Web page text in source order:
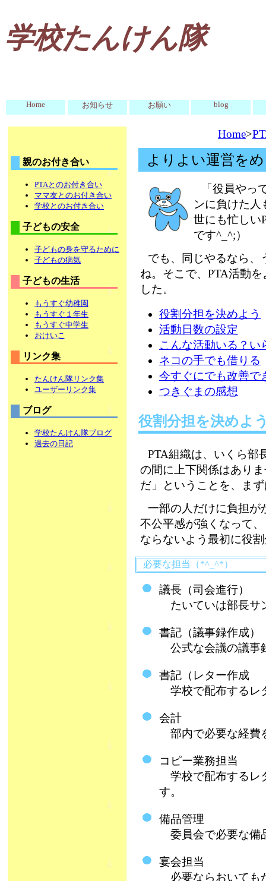
学校たんけん隊
Home お知らせ お願い blog
親のお付き合い
PTAとのお付き合い
ママ友とのお付き合い
学校とのお付き合い
子どもの安全
子どもの身を守るために
子どもの病気
子どもの生活
もうすぐ幼稚園
もうすぐ１年生
もうすぐ中学生
おけいこ
リンク集
たんけん隊リンク集
ユーザーリンク集
ブログ
学校たんけん隊ブログ
過去の日記
Home>
よりよい運営を
「役員やっ
ンに負けた人
世にも忙しい
です^_^;）
でも、同じやるなら、
ね。そこで、PTA活動
した。
役割分担を決めよう
活動日数の設定
こんな活動いる？い
ネコの手でも借りる
今すぐにでも改善で
つきぐまの感想
役割分担を決めよ
PTA組織は、いくら部
の間に上下関係はあり
だ」ということを、ま
一部の人だけに負担が
不公平感が強くなって
ならないよう最初に役
必要な担当（*^_^*）
議長（司会進行）
たいていは部長サ
書記（議事録作成）
公式な会議の議事
書記（レター作成
学校で配布するレ
会計
部内で必要な経費
コピー業務担当
学校で配布するレ
す。
備品管理
委員会で必要な備
宴会担当
必要ならおいても